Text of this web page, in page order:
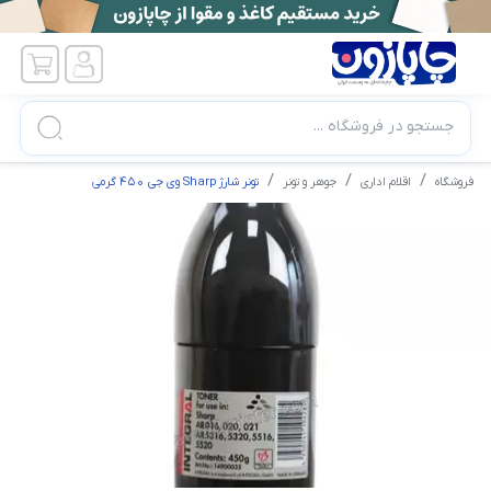
جستجو در فروشگاه ...
فروشگاه اقلام اداری جوهر و تونر تونر شارژ Sharp وی جی 450 گرمی